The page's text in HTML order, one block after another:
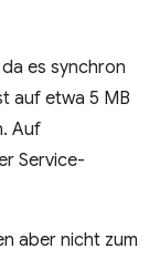
es synchron
auf etwa 5 MB
Auf
Service-
aber nicht zum